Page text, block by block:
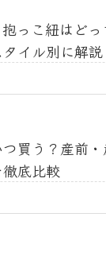
っこ紐はど
イル別に解説
買う？産前
底比較